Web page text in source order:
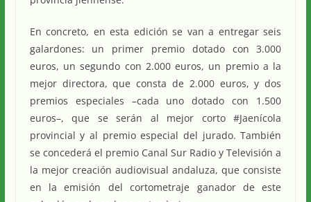
En concreto, en esta edición se van a entregar seis
galardones: un primer premio dotado con 3.000
euros, un segundo con 2.000 euros, un premio a la
mejor directora, que consta de 2.000 euros, y dos
premios especiales –cada uno dotado con 1.500
euros–, que se serán al mejor corto #Jaenícola
provincial y al premio especial del jurado. También
se concederá el premio Canal Sur Radio y Televisión a
la mejor creación audiovisual andaluza, que consiste
en la emisión del cortometraje ganador de este